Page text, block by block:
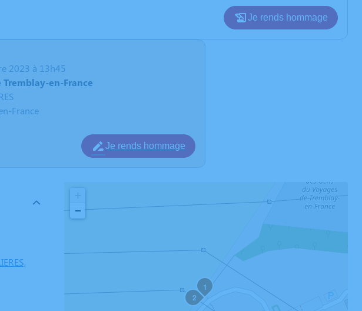
Je rends hommage
2023 à 13h45
en-France
France
Je rends hommage
1
2
−